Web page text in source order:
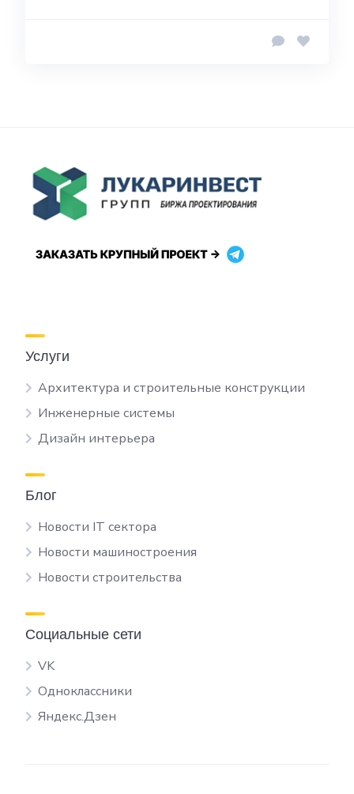
Услуги
Архитектура и строительные конструкции
Инженерные системы
Дизайн интерьера
Блог
Новости IT сектора
Новости машиностроения
Новости строительства
Социальные сети
VK
Одноклассники
Яндекс.Дзен